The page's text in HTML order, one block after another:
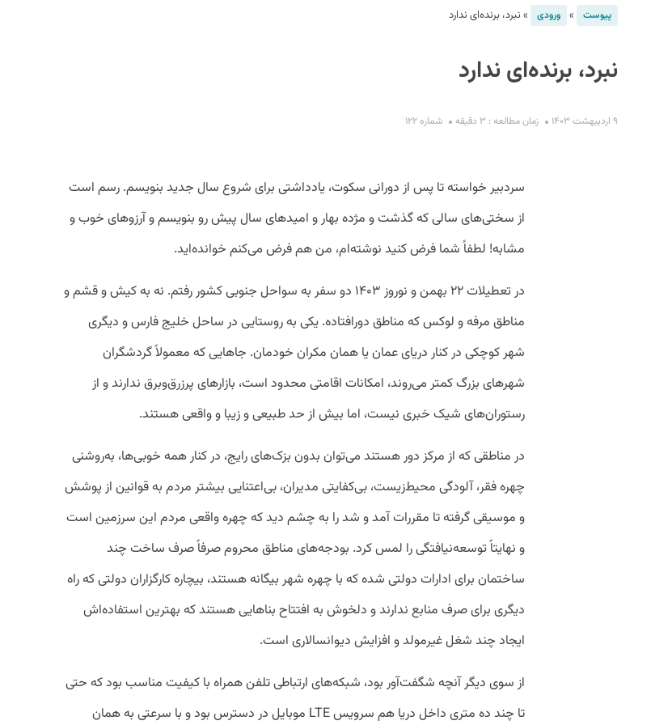
پیوست » ورودی » نبرد، برنده‌ای ندارد
نبرد، برنده‌ای ندارد
۹ اردیبهشت ۱۴۰۳ زمان مطالعه : ۳ دقیقه شماره ۱۲۲
سردبیر خواسته تا پس از دورانی سکوت، یادداشتی برای شروع سال جدید بنویسم. رسم است
از سختی‌های سالی که گذشت و مژده بهار و امیدهای سال پیش رو بنویسم و آرزوهای خوب و
مشابه! لطفاً شما فرض کنید نوشته‌ام، من هم فرض می‌کنم خوانده‌اید.
در تعطیلات ۲۲ بهمن و نوروز ۱۴۰۳ دو سفر به سواحل جنوبی کشور رفتم. نه به کیش و قشم و
مناطق مرفه و لوکس که مناطق دورافتاده. یکی به روستایی در ساحل خلیج فارس و دیگری
شهر کوچکی در کنار دریای عمان یا همان مکران خودمان. جاهایی که معمولاً گردشگران
شهرهای بزرگ کمتر می‌روند، امکانات اقامتی محدود است، بازارهای پرزرق‌وبرق ندارند و از
رستوران‌های شیک خبری نیست، اما بیش از حد طبیعی و زیبا و واقعی هستند.
در مناطقی که از مرکز دور هستند می‌توان بدون بزک‌های رایج، در کنار همه خوبی‌ها، به‌روشنی
چهره فقر، آلودگی محیط‌زیست، بی‌کفایتی مدیران، بی‌اعتنایی بیشتر مردم به قوانین از پوشش
و موسیقی گرفته تا مقررات آمد و شد را به چشم دید که چهره واقعی مردم این سرزمین است
و نهایتاً توسعه‌نیافتگی را لمس کرد. بودجه‌های مناطق محروم صرفاً صرف ساخت چند
ساختمان برای ادارات دولتی شده که با چهره شهر بیگانه هستند، بیچاره کارگزاران دولتی که راه
دیگری برای صرف منابع ندارند و دلخوش به افتتاح بناهایی هستند که بهترین استفاده‌اش
ایجاد چند شغل غیرمولد و افزایش دیوانسالاری است.
از سوی دیگر آنچه شگفت‌آور بود، شبکه‌های ارتباطی تلفن همراه با کیفیت مناسب بود که حتی
تا چند ده متری داخل دریا هم سرویس LTE موبایل در دسترس بود و با سرعتی به همان